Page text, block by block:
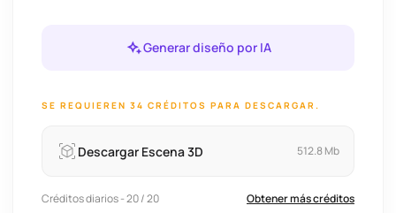
Generar diseño por IA
SE REQUIEREN 34 CRÉDITOS PARA DESCARGAR.
Descargar Escena 3D 512.8 Mb
Créditos diarios - 20 / 20 Obtener más créditos